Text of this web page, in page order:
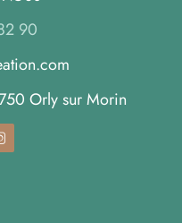
90
Orly sur Morin